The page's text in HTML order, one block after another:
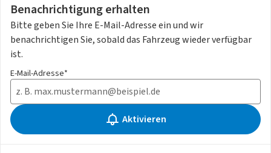
Benachrichtigung erhalten
Bitte geben Sie Ihre E-Mail-Adresse ein und wir
benachrichtigen Sie, sobald das Fahrzeug wieder verfügbar
ist.
E-Mail-Adresse*
Aktivieren